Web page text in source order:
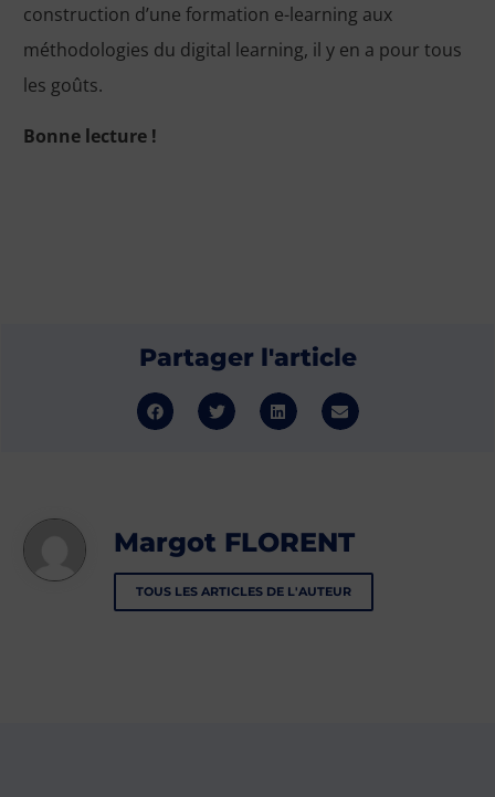
construction d’une formation e-learning aux
méthodologies du digital learning, il y en a pour tous
les goûts.
Bonne lecture !
Partager l'article
Margot FLORENT
TOUS LES ARTICLES DE L'AUTEUR